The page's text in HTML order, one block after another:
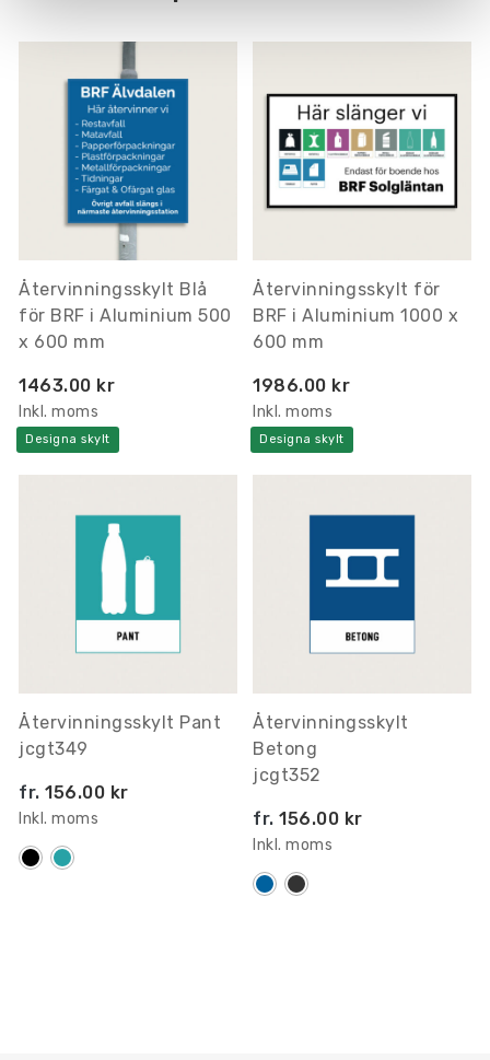
Återvinningsskylt Blå
för BRF i Aluminium 500
x 600 mm
1463.00 kr
Inkl. moms
Designa skylt
Återvinningsskylt för
BRF i Aluminium 1000 x
600 mm
1986.00 kr
Inkl. moms
Designa skylt
Återvinningsskylt Pant
jcgt349
fr. 156.00 kr
Inkl. moms
Återvinningsskylt
Betong
jcgt352
fr. 156.00 kr
Inkl. moms